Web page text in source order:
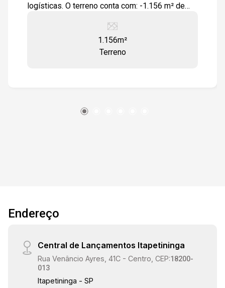
logísticas. O terreno conta com: -1.156 m² de
Hipermercado Tauste Campolim -A 5 min do
Shopping Iguatemi Esplanada -A 6 min da
1.156m²
Terreno
Endereço
Central de Lançamentos Itapetininga
Rua Venâncio Ayres, 41C - Centro, CEP:18200-
013
Itapetininga - SP